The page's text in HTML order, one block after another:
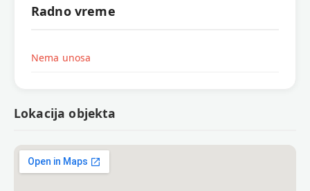
Radno vreme
Nema unosa
Lokacija objekta